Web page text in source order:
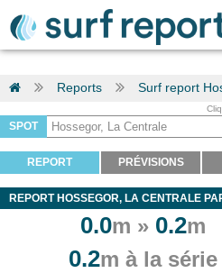
Reports Surf report
SPOT
REPORT PRÉVISIONS
REPORT HOSSEGOR, LA CENTRALE
0.0m » 0.2m
0.2m à la série